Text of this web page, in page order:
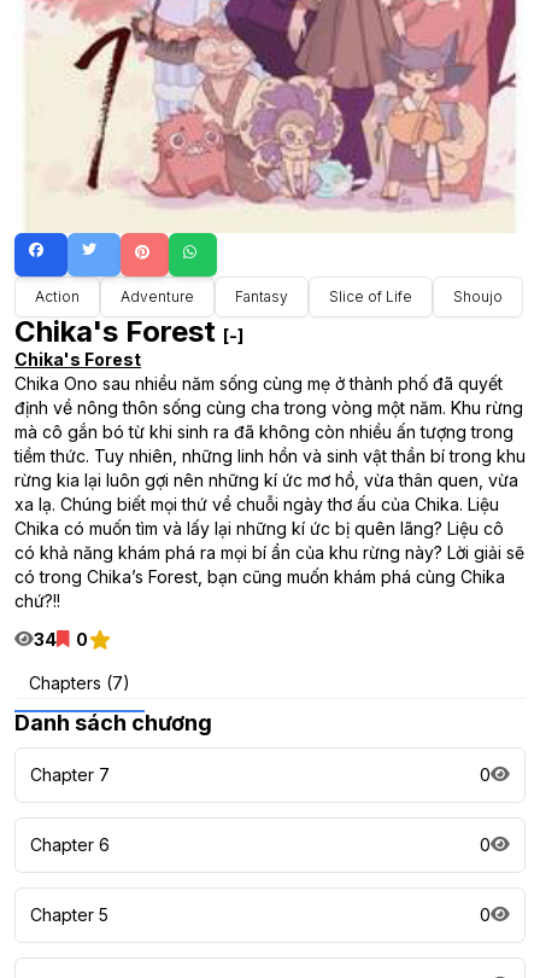
Action Adventure Fantasy Slice of Life Shoujo
Chika's Forest [-]
Chika's Forest
Chika Ono sau nhiều năm sống cùng mẹ ở thành phố đã quyết
định về nông thôn sống cùng cha trong vòng một năm. Khu rừng
mà cô gắn bó từ khi sinh ra đã không còn nhiều ấn tượng trong
tiềm thức. Tuy nhiên, những linh hồn và sinh vật thần bí trong khu
rừng kia lại luôn gợi nên những kí ức mơ hồ, vừa thân quen, vừa
xa lạ. Chúng biết mọi thứ về chuỗi ngày thơ ấu của Chika. Liệu
Chika có muốn tìm và lấy lại những kí ức bị quên lãng? Liệu cô
có khả năng khám phá ra mọi bí ẩn của khu rừng này? Lời giải sẽ
có trong Chika’s Forest, bạn cũng muốn khám phá cùng Chika
chứ?!!
34
0
Chapters (7)
Danh sách chương
Chapter 7 0
Chapter 6 0
Chapter 5 0